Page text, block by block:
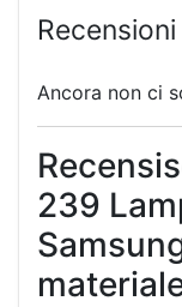
Recensioni
Ancora non ci
239